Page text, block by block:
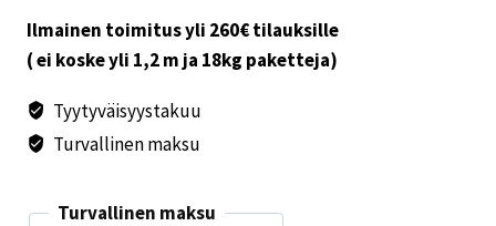
värikamera
hopea
Ilmainen toimitus yli 260€ tilauksille
( ei koske yli 1,2 m ja 18kg paketteja)
Tyytyväisyystakuu
Turvallinen maksu
Turvallinen maksu